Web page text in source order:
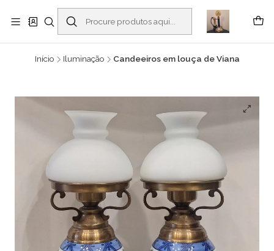
Buscantiguidades - Leilões. Colecionismo e antiguidades em Viana do
Castelo -
Ler mais
Início Iluminação Candeeiros em louça de Viana